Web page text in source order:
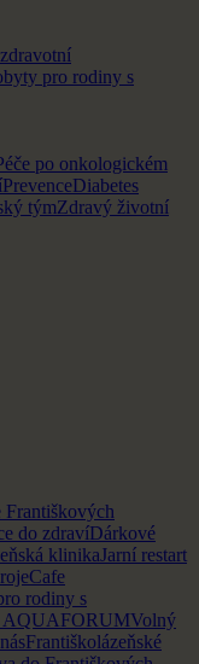
pro rodiny s
po onkologickém
PrevenceDiabetes
týmZdravý životní
Františkových
do zdravíDárkové
klinikaJarní restart
Cafe
rodiny s
AQUAFORUMVolný
Františkolázeňské